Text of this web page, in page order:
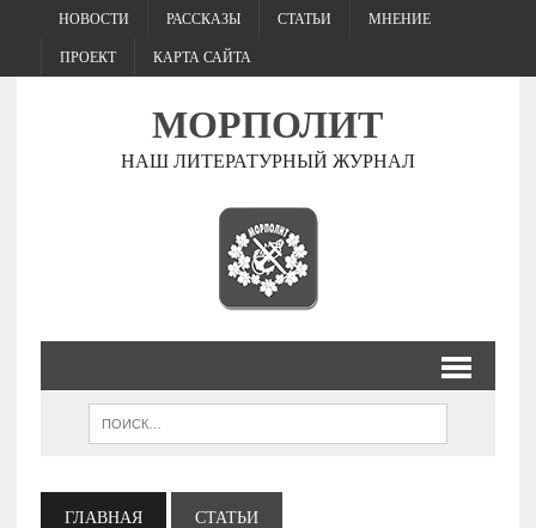
НОВОСТИ РАССКАЗЫ СТАТЬИ МНЕНИЕ
ПРОЕКТ КАРТА САЙТА
МОРПОЛИТ
НАШ ЛИТЕРАТУРНЫЙ ЖУРНАЛ
ГЛАВНАЯ СТАТЬИ